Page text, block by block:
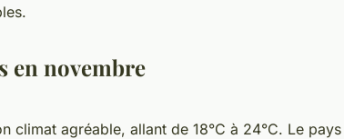
en novembre
climat agréable, allant de 18°C à 24°C. Le pays